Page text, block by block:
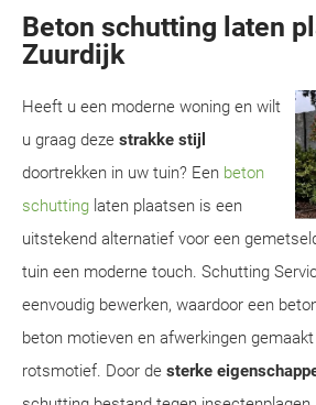
Beton schutting laten
Zuurdijk
Heeft u een moderne woning en wilt
u graag deze strakke stijl
doortrekken in uw tuin? Een beton
schutting laten plaatsen is een
uitstekend alternatief voor een
tuin een moderne touch. Schutting
eenvoudig bewerken, waardoor een
beton motieven en afwerkingen
rotsmotief. Door de sterke